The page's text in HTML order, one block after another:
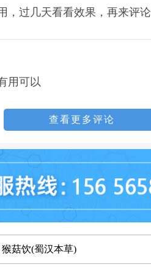
，过几天看看效果，再来评论
用可以
查看更多评论
猴菇饮(蜀汉本草)